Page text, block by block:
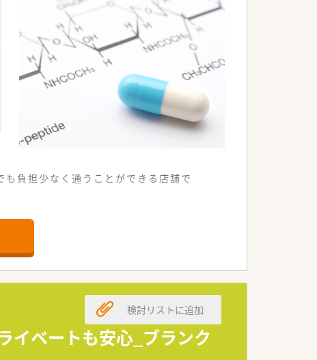
負担少なく通うことができる店舗で
ち着いて丁寧な服薬指導に専念できま
で安定した経営基盤を築いている法人
て腰を据えて働ける環境が整っていま
にスムーズで、休みを取りやすいのが特
イベートも安心_ブランク
検討リストに追加